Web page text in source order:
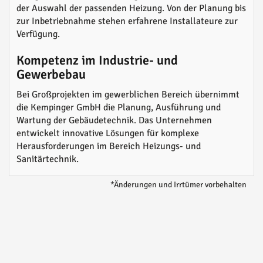
der Auswahl der passenden Heizung. Von der Planung bis
zur Inbetriebnahme stehen erfahrene Installateure zur
Verfügung.
Kompetenz im Industrie- und
Gewerbebau
Bei Großprojekten im gewerblichen Bereich übernimmt
die Kempinger GmbH die Planung, Ausführung und
Wartung der Gebäudetechnik. Das Unternehmen
entwickelt innovative Lösungen für komplexe
Herausforderungen im Bereich Heizungs- und
Sanitärtechnik.
*Änderungen und Irrtümer vorbehalten